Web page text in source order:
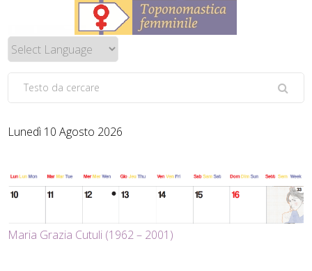
Lunedì 10 Agosto 2026
Maria Grazia Cutuli (1962 – 2001)